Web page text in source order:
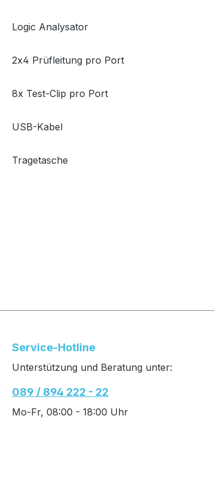
Logic Analysator
2x4 Prüfleitung pro Port
8x Test-Clip pro Port
USB-Kabel
Tragetasche
Service-Hotline
Unterstützung und Beratung unter:
089 / 894 222 - 22
Mo-Fr, 08:00 - 18:00 Uhr